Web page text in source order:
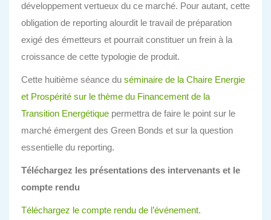
développement vertueux du ce marché. Pour autant, cette
obligation de reporting alourdit le travail de préparation
exigé des émetteurs et pourrait constituer un frein à la
croissance de cette typologie de produit.
Cette huitième séance du séminaire de la Chaire Energie
et Prospérité sur le thème du Financement de la
Transition Energétique permettra de faire le point sur le
marché émergent des Green Bonds et sur la question
essentielle du reporting.
Téléchargez les présentations des intervenants et le
compte rendu
Téléchargez le compte rendu de l’événement.